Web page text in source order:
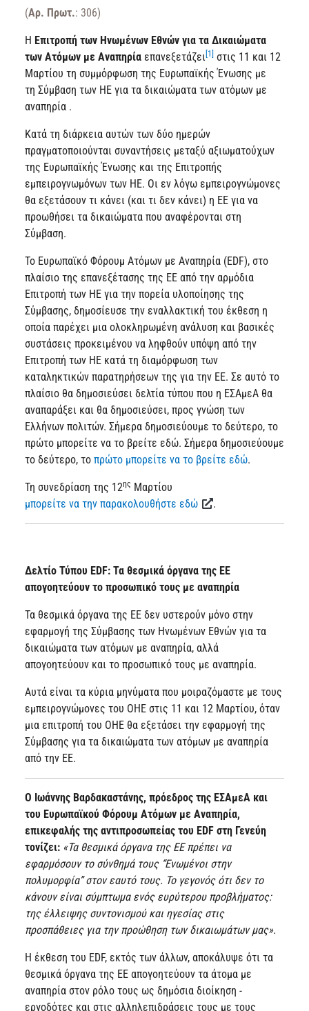
(Αρ. Πρωτ.: 306)
Η Επιτροπή των Ηνωμένων Εθνών για τα Δικαιώματα
των Ατόμων με Αναπηρία επανεξετάζει [1]
στις 11 και 12
Μαρτίου τη συμμόρφωση της Ευρωπαϊκής Ένωσης με
τη Σύμβαση των ΗΕ για τα δικαιώματα των ατόμων με
αναπηρία .
Κατά τη διάρκεια αυτών των δύο ημερών
πραγματοποιούνται συναντήσεις μεταξύ αξιωματούχων
της Ευρωπαϊκής Ένωσης και της Επιτροπής
εμπειρογνωμόνων των ΗΕ. Οι εν λόγω εμπειρογνώμονες
θα εξετάσουν τι κάνει (και τι δεν κάνει) η ΕΕ για να
προωθήσει τα δικαιώματα που αναφέρονται στη
Σύμβαση.
Το Ευρωπαϊκό Φόρουμ Ατόμων με Αναπηρία (EDF), στο
πλαίσιο της επανεξέτασης της ΕΕ από την αρμόδια
Επιτροπή των ΗΕ για την πορεία υλοποίησης της
Σύμβασης, δημοσίευσε την εναλλακτική του έκθεση η
οποία παρέχει μια ολοκληρωμένη ανάλυση και βασικές
συστάσεις προκειμένου να ληφθούν υπόψη από την
Επιτροπή των ΗΕ κατά τη διαμόρφωση των
καταληκτικών παρατηρήσεων της για την ΕΕ. Σε αυτό το
πλαίσιο θα δημοσιεύσει δελτία τύπου που η ΕΣΑμεΑ θα
αναπαράξει και θα δημοσιεύσει, προς γνώση των
Ελλήνων πολιτών. Σήμερα δημοσιεύουμε το δεύτερο, το
πρώτο μπορείτε να το βρείτε εδώ. Σήμερα δημοσιεύουμε
το δεύτερο, το πρώτο μπορείτε να το βρείτε εδώ.
Τη συνεδρίαση της 12ης Μαρτίου
μπορείτε να την παρακολουθήστε εδώ
.
Δελτίο Τύπου EDF: Τα θεσμικά όργανα της ΕΕ
απογοητεύουν το προσωπικό τους με αναπηρία
Τα θεσμικά όργανα της ΕΕ δεν υστερούν μόνο στην
εφαρμογή της Σύμβασης των Ηνωμένων Εθνών για τα
δικαιώματα των ατόμων με αναπηρία, αλλά
απογοητεύουν και το προσωπικό τους με αναπηρία.
Αυτά είναι τα κύρια μηνύματα που μοιραζόμαστε με τους
εμπειρογνώμονες του ΟΗΕ στις 11 και 12 Μαρτίου, όταν
μια επιτροπή του ΟΗΕ θα εξετάσει την εφαρμογή της
Σύμβασης για τα δικαιώματα των ατόμων με αναπηρία
από την ΕΕ.
Ο Ιωάννης Βαρδακαστάνης, πρόεδρος της ΕΣΑμεΑ και
του Ευρωπαϊκού Φόρουμ Ατόμων με Αναπηρία,
επικεφαλής της αντιπροσωπείας του EDF στη Γενεύη
τονίζει: «Τα θεσμικά όργανα της ΕΕ πρέπει να
εφαρμόσουν το σύνθημά τους “Ενωμένοι στην
πολυμορφία” στον εαυτό τους. Το γεγονός ότι δεν το
κάνουν είναι σύμπτωμα ενός ευρύτερου προβλήματος:
της έλλειψης συντονισμού και ηγεσίας στις
προσπάθειες για την προώθηση των δικαιωμάτων μας».
Η έκθεση του EDF, εκτός των άλλων, αποκάλυψε ότι τα
θεσμικά όργανα της ΕΕ απογοητεύουν τα άτομα με
αναπηρία στον ρόλο τους ως δημόσια διοίκηση -
εργοδότες και στις αλληλεπιδράσεις τους με τους